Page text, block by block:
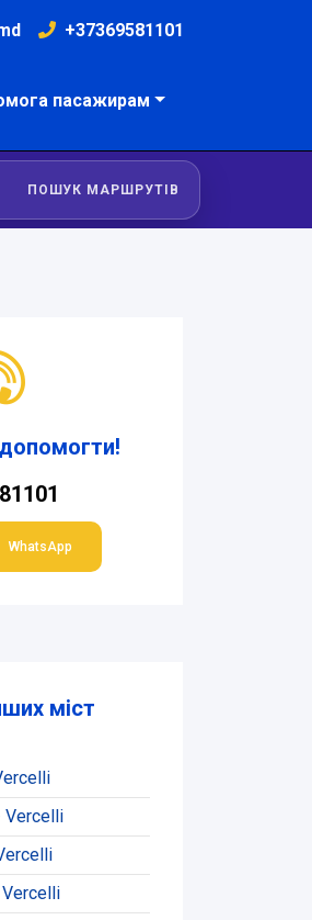
+37369581101
пасажирам
ПОШУК МАРШРУТІВ
WhatsApp
міст
Vercelli